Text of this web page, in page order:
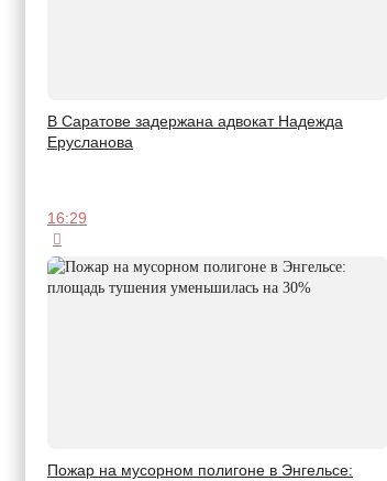
В Саратове задержана адвокат Надежда
Ерусланова
16:29
Пожар на мусорном полигоне в Энгельсе: